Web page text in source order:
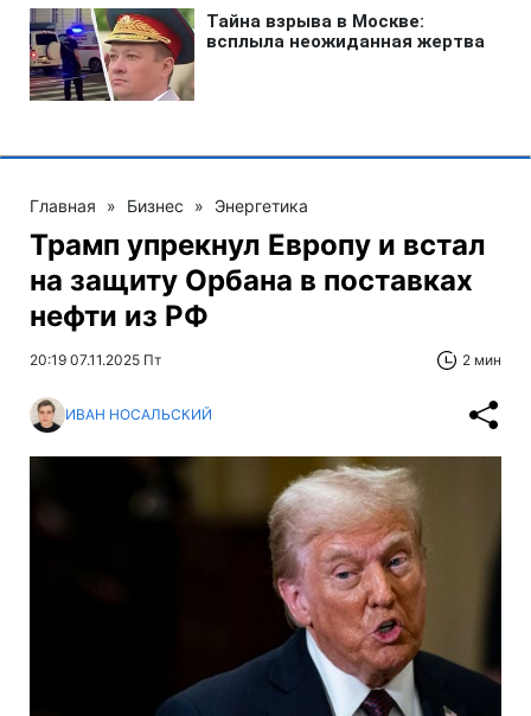
Главная » Бизнес » Энергетика
Трамп упрекнул Европу и встал
на защиту Орбана в поставках
нефти из РФ
20:19 07.11.2025 Пт 2 мин
ИВАН НОСАЛЬСКИЙ